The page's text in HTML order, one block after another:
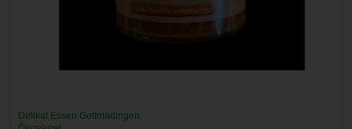
Delikat Essen Gottmadingen